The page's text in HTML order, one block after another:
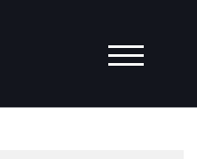
TOGGLE